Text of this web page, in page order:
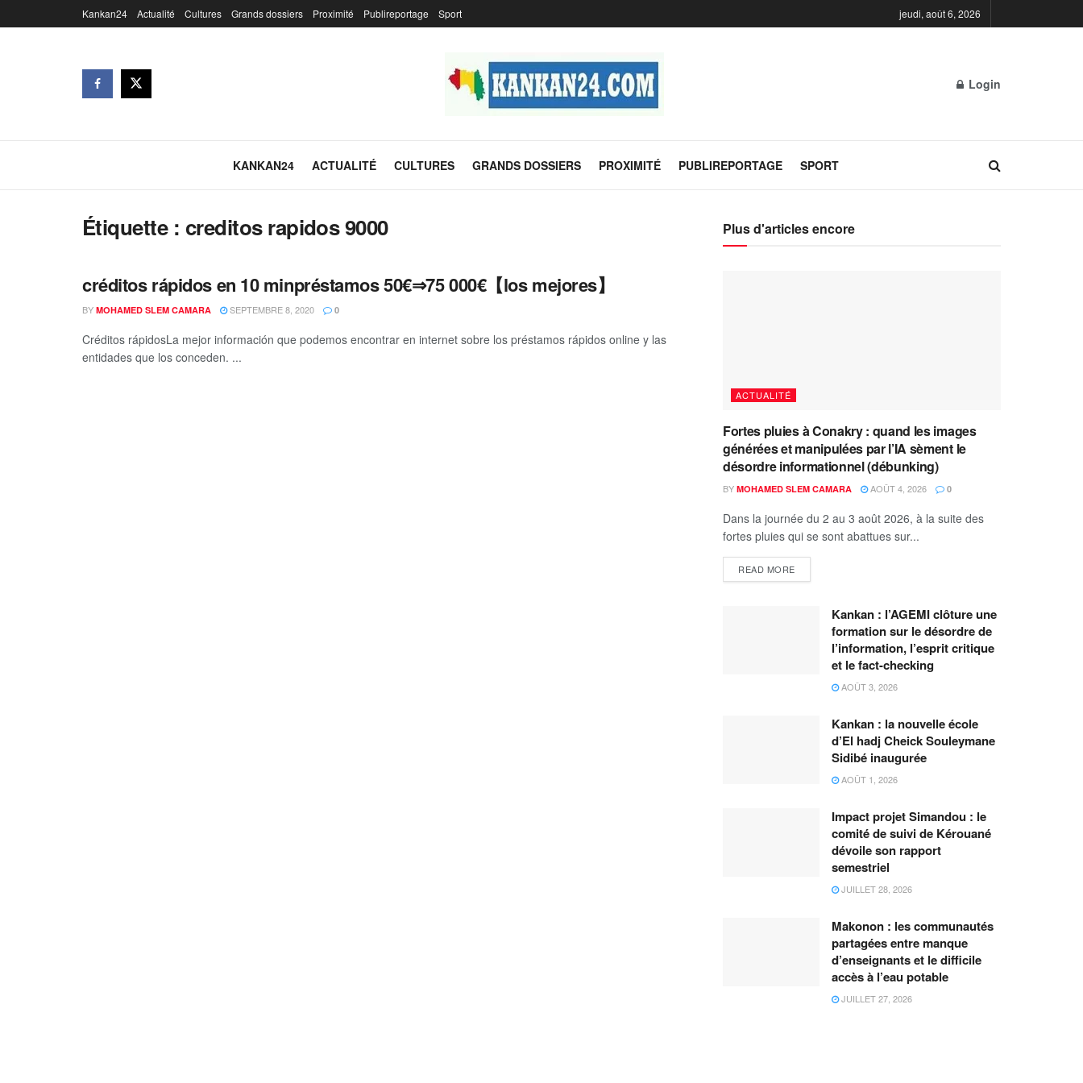
Kankan24 Actualité Cultures Grands dossiers Proximité Publireportage Sport jeudi, août 6, 2026
Login
KANKAN24 ACTUALITÉ CULTURES GRANDS DOSSIERS PROXIMITÉ PUBLIREPORTAGE SPORT
Étiquette : creditos rapidos 9000
créditos rápidos en 10 minpréstamos 50€⇒75 000€【los mejores】
BY MOHAMED SLEM CAMARA SEPTEMBRE 8, 2020 0
Créditos rápidosLa mejor información que podemos encontrar en internet sobre los préstamos rápidos online y las
entidades que los conceden. ...
Plus d'articles encore
ACTUALITÉ
Fortes pluies à Conakry : quand les images
générées et manipulées par l’IA sèment le
désordre informationnel (débunking)
BY MOHAMED SLEM CAMARA AOÛT 4, 2026 0
Dans la journée du 2 au 3 août 2026, à la suite des
fortes pluies qui se sont abattues sur...
READ MORE
Kankan : l’AGEMI clôture une
formation sur le désordre de
l’information, l’esprit critique
et le fact-checking
AOÛT 3, 2026
Kankan : la nouvelle école
d’El hadj Cheick Souleymane
Sidibé inaugurée
AOÛT 1, 2026
Impact projet Simandou : le
comité de suivi de Kérouané
dévoile son rapport
semestriel
JUILLET 28, 2026
Makonon : les communautés
partagées entre manque
d’enseignants et le difficile
accès à l’eau potable
JUILLET 27, 2026